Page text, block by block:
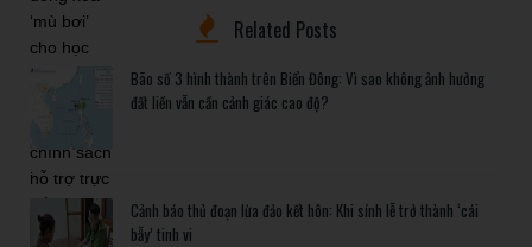
Related Posts
Bão số 3 hình thành trên Biển Đông: Vì sao không ảnh hưởng
đất liền vẫn cần cảnh giác cao độ?
Cảnh báo thủ đoạn lừa đảo kết hôn: Khi sính lễ trở thành ‘cái
bẫy’ tinh vi